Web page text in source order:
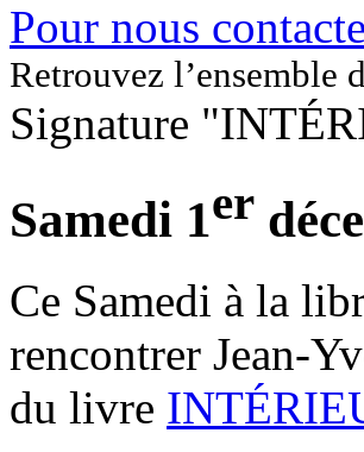
Pour nous
Retrouvez l’ensemble
Signature
Samedi 1er
Ce Samedi à la
rencontrer Jean-
du livre